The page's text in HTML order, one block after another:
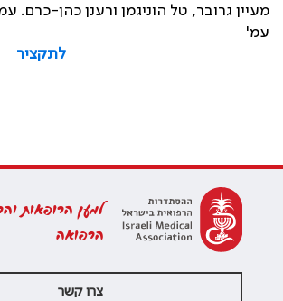
מעיין גרובר, טל הוניגמן ורענן כהן-כרם. עמ' 377-
עמ'
לתקציר
למען הרופאות
הרפואה
צרו קשר